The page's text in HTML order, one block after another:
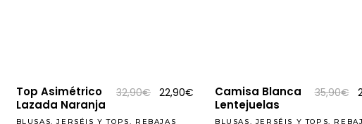
precio
actual
REBAJAS
Top Asimétrico
Lazada Naranja
32,90€ El
precio
22,90€
precio
actual
BLUSAS, JERSÉIS Y TOPS, REBAJAS
REBAJAS
Camisa Blanca
Lentejuelas
35,90€
BLUSAS, JERSÉIS Y TOPS,